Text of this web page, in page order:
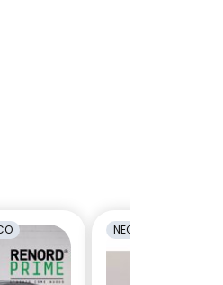
NEOPATENTATI